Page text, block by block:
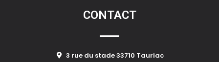
CONTACT
3 rue du stade 33710 Tauriac